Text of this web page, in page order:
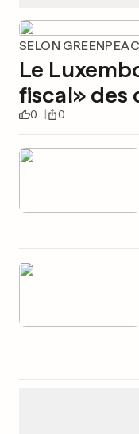
SELON
Le
fiscal» des
0 0